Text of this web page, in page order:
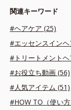
関連キーワード
#ヘアケア (25)
#エッセンスイン
#トリートメント
#お役立ち動画 (56)
#人気アイテム (51)
#HOW TO（使い